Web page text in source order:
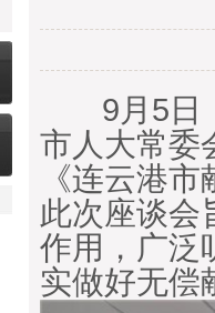
9月5日，
市人大常
《连云港
此次座谈会
作用，广泛
实做好无偿